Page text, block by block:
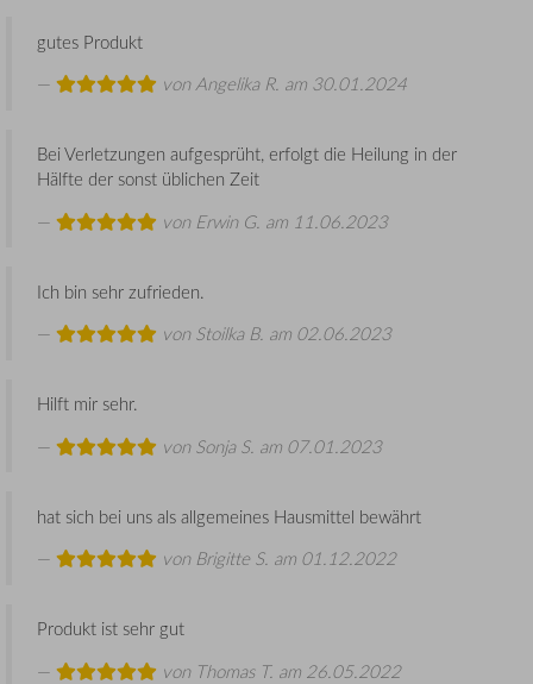
gutes Produkt
vonAngelika R. am 30.01.2024
Bei Verletzungen aufgesprüht, erfolgt die Heilung in der
Hälfte der sonst üblichen Zeit
von Erwin G. am 11.06.2023
Ich bin sehr zufrieden.
von Stoilka B. am 02.06.2023
Hilft mir sehr.
von Sonja S. am 07.01.2023
hat sich bei uns als allgemeines Hausmittel bewährt
von Brigitte S. am 01.12.2022
Produkt ist sehr gut
von Thomas T. am 26.05.2022